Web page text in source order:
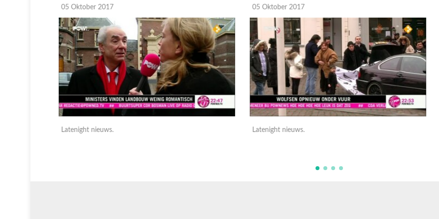
05 Oktober 2017
Latenight nieuws.
05 Oktober 2017
Latenight nieuws.